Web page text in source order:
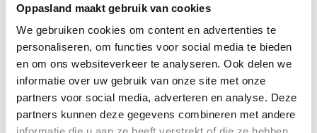
Oppasland maakt gebruik van cookies
We gebruiken cookies om content en advertenties te
personaliseren, om functies voor social media te bieden
en om ons websiteverkeer te analyseren. Ook delen we
informatie over uw gebruik van onze site met onze
partners voor social media, adverteren en analyse. Deze
partners kunnen deze gegevens combineren met andere
Kan oppassen op
Avond
Nacht
NIEUW